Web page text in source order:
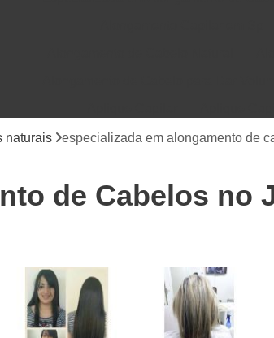
Aplique de Cabelo Humano
Aplique de
Colocação de Prótese Capilar Masculina
Manutenção de Prótese de Cabelo
Manutenção em Prótese Capilar Masculina
Confecção de Perucas
naturais especializada em alongamento de
de Cabelos no